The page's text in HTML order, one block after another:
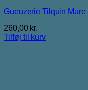
Gueuzerie Tilquin Mure
260,00 kr.
Tilføj til kurv